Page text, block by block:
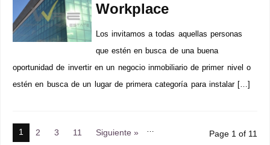
Workplace
Los invitamos a todas aquellas personas
que estén en busca de una buena
oportunidad de invertir en un negocio inmobiliario de primer nivel o
estén en busca de un lugar de primera categoría para instalar […]
1 2 3 …
11 Siguiente » Page 1 of 11